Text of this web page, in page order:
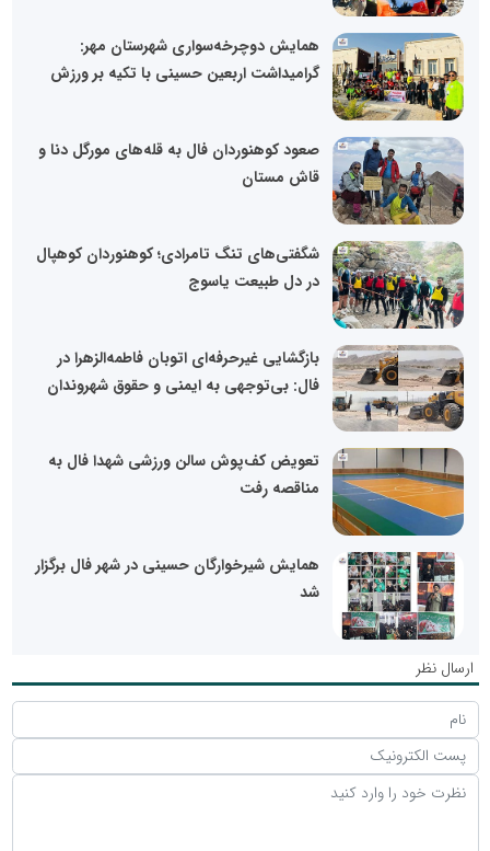
همایش دوچرخه‌سواری شهرستان مهر:
گرامیداشت اربعین حسینی با تکیه بر ورزش
صعود کوهنوردان فال به قله‌های مورگل دنا و
قاش مستان
شگفتی‌های تنگ تامرادی؛ کوهنوردان کوهپال
در دل طبیعت یاسوج
بازگشایی غیرحرفه‌ای اتوبان فاطمه‌الزهرا در
فال: بی‌توجهی به ایمنی و حقوق شهروندان
تعویض کف‌پوش سالن ورزشی شهدا فال به
مناقصه رفت
همایش شیرخوارگان حسینی در شهر فال برگزار
شد
ارسال نظر